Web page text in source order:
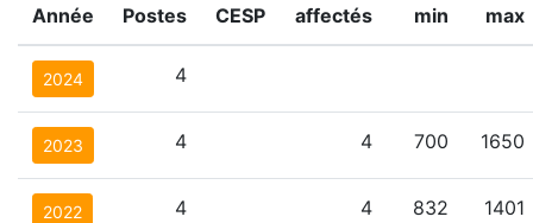
Année Postes CESP
affectés
min
max
2024 4
2023 4 4 700 1650
2022 4 4 832 1401